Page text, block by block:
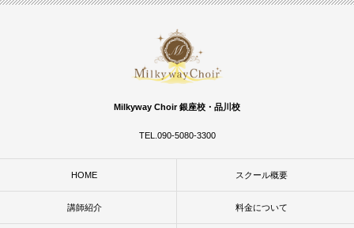
Milkyway Choir 銀座校・品川校
TEL.090-5080-3300
HOME スクール概要
講師紹介 料金について